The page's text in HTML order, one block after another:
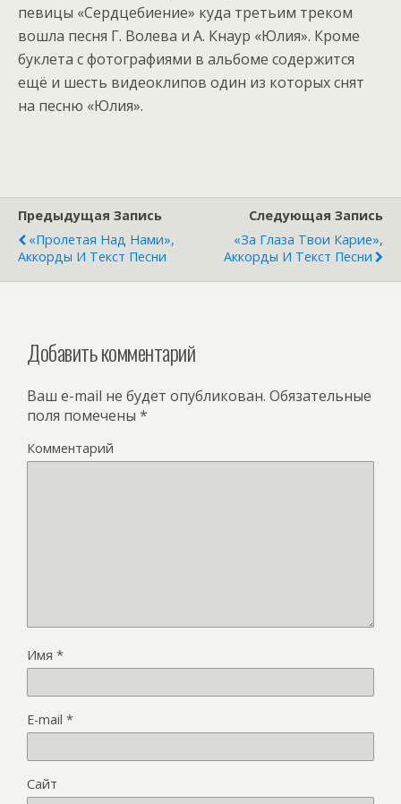
певицы «Сердцебиение» куда третьим треком
вошла песня Г. Волева и А. Кнаур «Юлия». Кроме
буклета с фотографиями в альбоме содержится
ещё и шесть видеоклипов один из которых снят
на песню «Юлия».
Предыдущая Запись
«Пролетая Над Нами»,
Аккорды И Текст Песни
Следующая Запись
«За Глаза Твои Карие»,
Аккорды И Текст Песни
Добавить комментарий
Ваш e-mail не будет опубликован. Обязательные
поля помечены *
Комментарий
Имя *
E-mail *
Сайт